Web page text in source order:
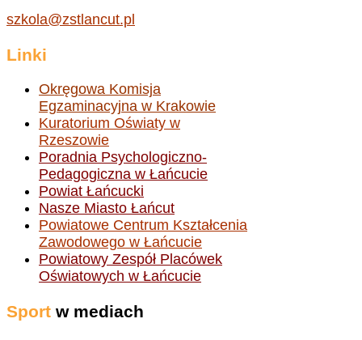
szkola@zstlancut.pl
Linki
Okręgowa Komisja
Egzaminacyjna w Krakowie
Kuratorium Oświaty w
Rzeszowie
Poradnia Psychologiczno-
Pedagogiczna w Łańcucie
Powiat Łańcucki
Nasze Miasto Łańcut
Powiatowe Centrum Kształcenia
Zawodowego w Łańcucie
Powiatowy Zespół Placówek
Oświatowych w Łańcucie
Sport w mediach